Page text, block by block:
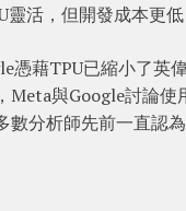
活，但開發成本更
憑藉TPU已縮小了英
Meta與Google討論
數分析師先前一直認